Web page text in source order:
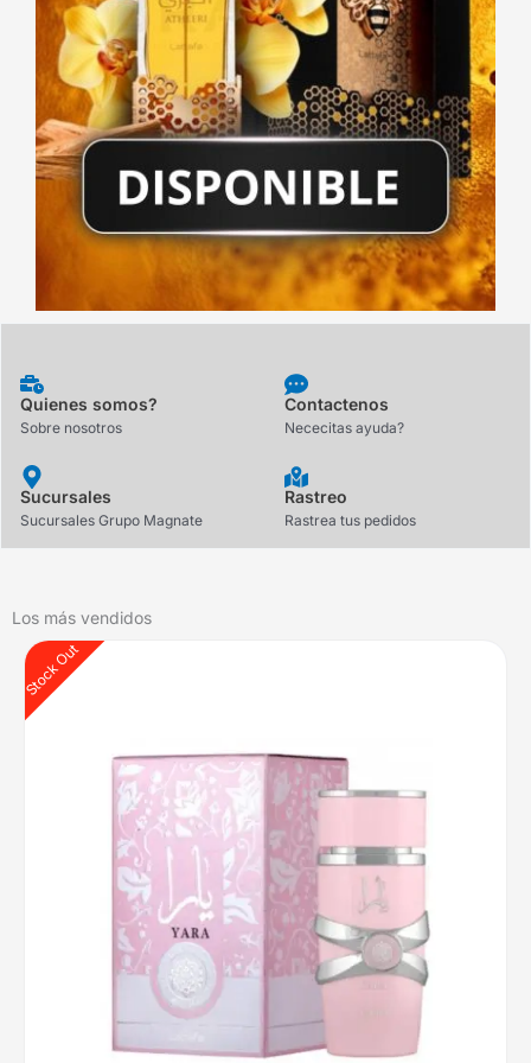
Quienes somos?
Sobre nosotros
Contactenos
Nececitas ayuda?
Sucursales
Sucursales Grupo Magnate
Rastreo
Rastrea tus pedidos
Los más vendidos
Stock Out